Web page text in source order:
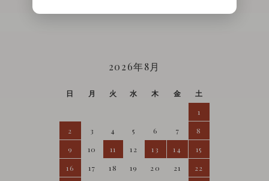
2026年8月
日 月 火 水 木 金
土
1
2
3 4 5 6 7
8
9
10 11 12 13 14
15
16
17 18 19 20 21
22